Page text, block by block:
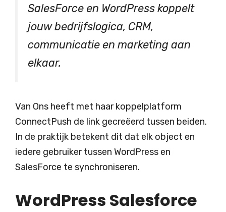
SalesForce en WordPress koppelt
jouw bedrijfslogica, CRM,
communicatie en marketing aan
elkaar.
Van Ons heeft met haar koppelplatform
ConnectPush de link gecreëerd tussen beiden.
In de praktijk betekent dit dat elk object en
iedere gebruiker tussen WordPress en
SalesForce te synchroniseren.
WordPress Salesforce